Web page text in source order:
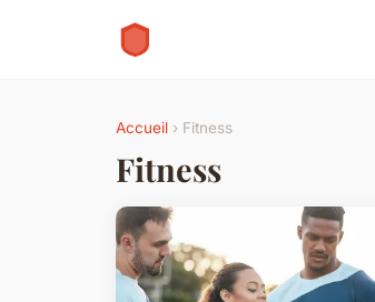
Accueil › Fitness
Fitness